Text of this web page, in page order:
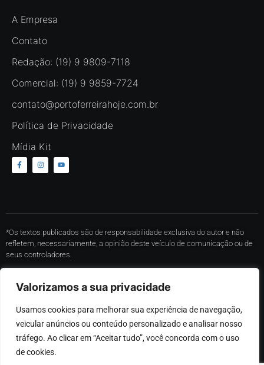
Valorizamos a sua privacidade
Usamos cookies para melhorar sua experiência de navegação,
veicular anúncios ou conteúdo personalizado e analisar nosso
tráfego. Ao clicar em “Aceitar tudo”, você concorda com o uso
de cookies.
A Empresa
Contato
Redação: (19) 9 9809-7118
Comercial: (19) 9 9859-7724
contato@portoferreirahoje.com.br
Política de Privacidade
Mídia Kit
*Os textos publicados são de responsabilidade exclusiva do autor e não
refletem, necessariamente, a opinião deste veículo de comunicação ou de
seus controladores.
Nos reservamos ao direito de reprovar ou eliminar comentários em
*Proibida a reprodução total ou parcial, cópia ou distribuição do conteúdo,
sem autorização expressa por parte desse portal.
©2026Desenvolvido por MRC Sistemas – Desenvolvimento